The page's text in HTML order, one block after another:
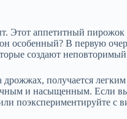
Этот аппетитный пирожок
особенный? В первую
создают
дрожжах, получается
и насыщенным. Если
поэкспериментируйте с